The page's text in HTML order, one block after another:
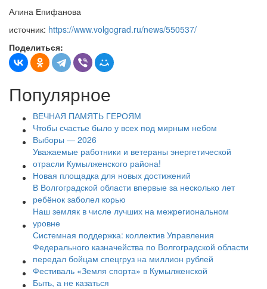
Алина Епифанова
источник: https://www.volgograd.ru/news/550537/
Поделиться:
Популярное
ВЕЧНАЯ ПАМЯТЬ ГЕРОЯМ
Чтобы счастье было у всех под мирным небом
Выборы — 2026
Уважаемые работники и ветераны энергетической
отрасли Кумылженского района!
Новая площадка для новых достижений
В Волгоградской области впервые за несколько лет
ребёнок заболел корью
Наш земляк в числе лучших на межрегиональном
уровне
Системная поддержка: коллектив Управления
Федерального казначейства по Волгоградской области
передал бойцам спецгруз на миллион рублей
Фестиваль «Земля спорта» в Кумылженской
Быть, а не казаться